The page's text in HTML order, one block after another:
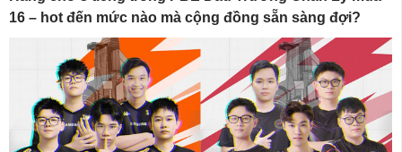
16 – hot đến mức nào mà cộng đồng sẵn sàng đợi?